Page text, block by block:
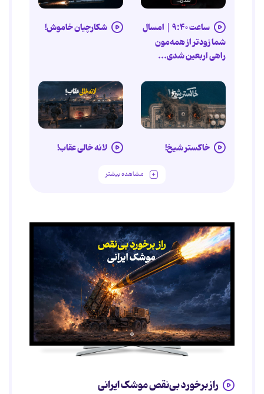
ساعت ۹:۴۰ |‌ امسال
شما زودتر از همه‌مون
راهی اربعین شدی...
شکارچیان خاموش!
خاکستر شیخ! لانه خالی عقاب!
مشاهده بیشتر
راز برخورد بی‌نقص موشک ایرانی